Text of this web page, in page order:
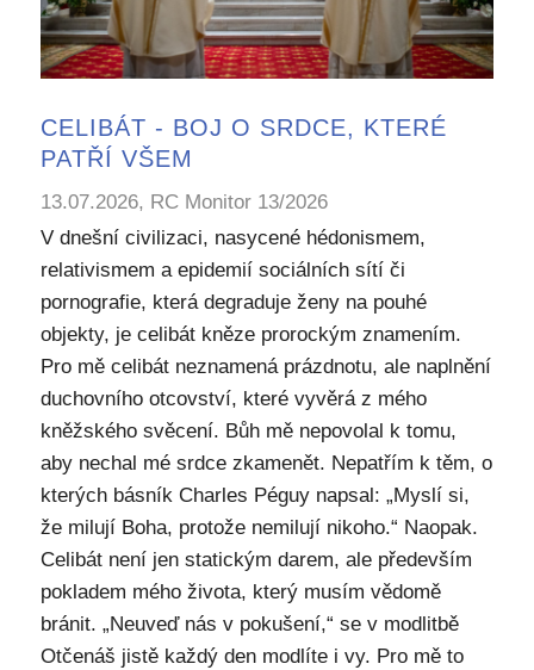
CELIBÁT - BOJ O SRDCE, KTERÉ
PATŘÍ VŠEM
13.07.2026, RC Monitor 13/2026
V dnešní civilizaci, nasycené hédonismem,
relativismem a epidemií sociálních sítí či
pornografie, která degraduje ženy na pouhé
objekty, je celibát kněze prorockým znamením.
Pro mě celibát neznamená prázdnotu, ale naplnění
duchovního otcovství, které vyvěrá z mého
kněžského svěcení. Bůh mě nepovolal k tomu,
aby nechal mé srdce zkamenět. Nepatřím k těm, o
kterých básník Charles Péguy napsal: „Myslí si,
že milují Boha, protože nemilují nikoho.“ Naopak.
Celibát není jen statickým darem, ale především
pokladem mého života, který musím vědomě
bránit. „Neuveď nás v pokušení,“ se v modlitbě
Otčenáš jistě každý den modlíte i vy. Pro mě to